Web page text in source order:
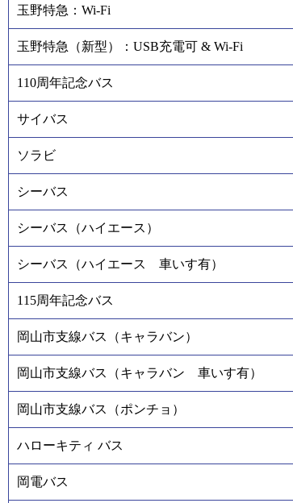
玉野特急：Wi-Fi
玉野特急（新型）：USB充電可 & Wi-Fi
110周年記念バス
サイバス
ソラビ
シーバス
シーバス（ハイエース）
シーバス（ハイエース 車いす有）
115周年記念バス
岡山市支線バス（キャラバン）
岡山市支線バス（キャラバン 車いす有）
岡山市支線バス（ポンチョ）
ハローキティ バス
岡電バス